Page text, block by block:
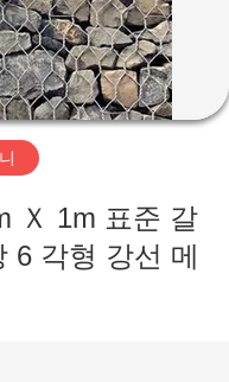
Ｘ 1m 표준 갈
6 각형 강선 메